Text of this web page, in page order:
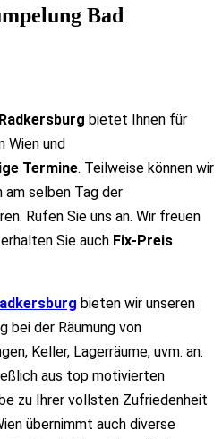
Bad
bietet Ihnen für
Wien und
Termine. Teilweise können wir
am selben Tag der
Rufen Sie uns an. Wir freuen
Sie auch Fix-Preis
bieten wir unseren
bei der Räumung von
Keller, Lagerräume, uvm. an.
aus top motivierten
zu Ihrer vollsten Zufriedenheit
übernimmt auch diverse